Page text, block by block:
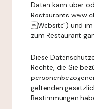
Daten kann über
Restaurants
Website") und im
zum Restaurant
Diese
Rechte, die Sie
geltenden
Bestimmungen